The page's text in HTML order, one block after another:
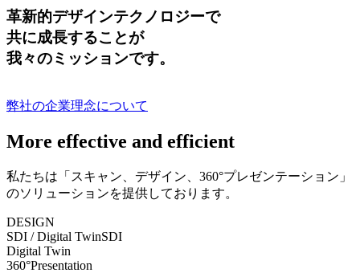
革新的デザインテクノロジーで
共に成長することが
我々のミッションです。
弊社の企業理念について
More effective and efficient
私たちは「スキャン、デザイン、360°プレゼンテーション」
のソリューションを提供しております。
DESIGN
SDI / Digital TwinSDI
Digital Twin
360°Presentation